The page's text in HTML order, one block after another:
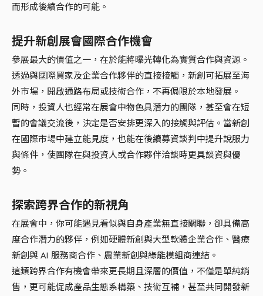
而形成後續合作的可能。
提升新創展會國際合作機會
參展最大的價值之一，在於能將曝光轉化為實質合作與資源。
透過與國際買家及企業合作夥伴的直接接觸，新創可拓展至海
外市場，開啟通路布局或技術合作，不再侷限於本地發展。
同時，投資人也經常在展會中物色具潛力的團隊，甚至會在短
暫的會議交流後，決定是否安排更深入的接觸與評估。當新創
在國際市場中建立能見度，也能在後續募資談判中提升說服力
與條件，使團隊在與投資人或合作夥伴洽談時更具談資與優
勢。
探索跨界合作的新視角
在展會中，你可能遇見看似與自身產業無直接關聯，卻具備高
度合作潛力的夥伴，例如硬體新創與大型軟體企業合作、醫療
新創與 AI 服務商合作、農業新創與綠能模組商連結。
這類跨界合作有機會帶來更長期且深層的價值，不僅是單純銷
售，更可能促成產品生態系構築、技術互補，甚至共同開發新